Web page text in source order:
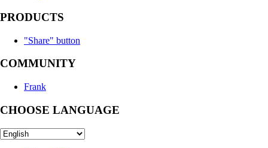
PRODUCTS
"Share" button
COMMUNITY
Frank
CHOOSE LANGUAGE